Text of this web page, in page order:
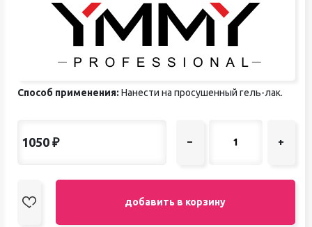
Способ применения: Нанести на просушенный гель-лак.
1050 ₽ – +
добавить в корзину